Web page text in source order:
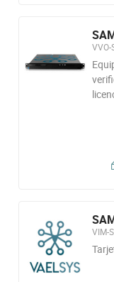
VVO-
VIM-